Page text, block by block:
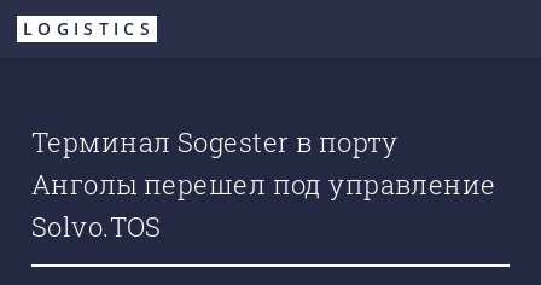
Перейти
LOGISTICS
Терминал Sogester в порту
Анголы перешел под управление
Solvo.TOS